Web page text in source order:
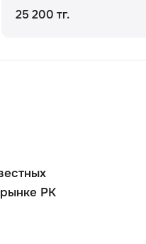
25 200 тг.
РК